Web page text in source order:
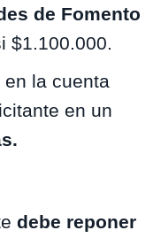
de Fomento
$1.100.000.
la cuenta
en un
debe reponer